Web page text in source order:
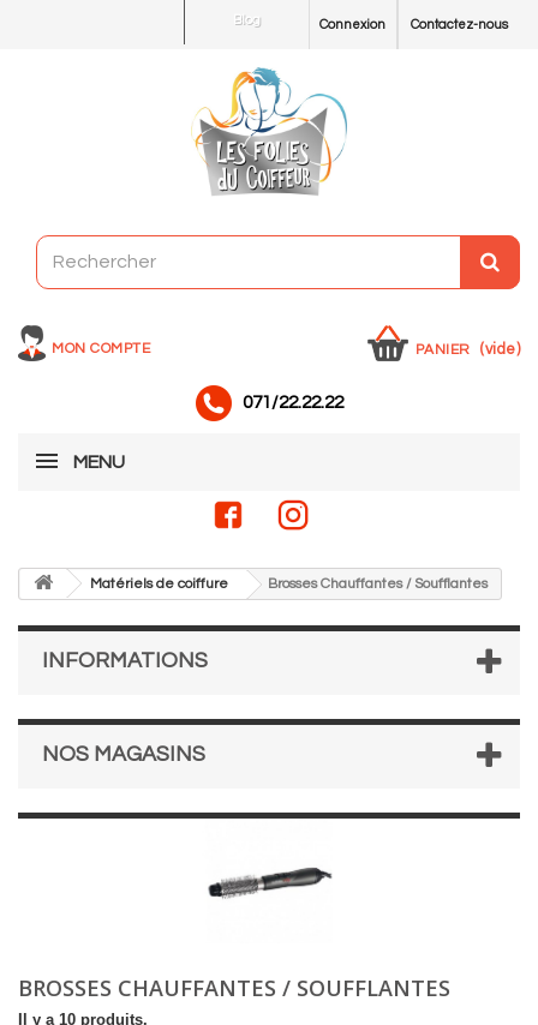
Contactez-nous
Connexion
Blog
MON COMPTE PANIER (vide)
071/22.22.22
MENU
Matériels de coiffure Brosses Chauffantes / Soufflantes
INFORMATIONS
NOS MAGASINS
BROSSES CHAUFFANTES / SOUFFLANTES
Il y a 10 produits.